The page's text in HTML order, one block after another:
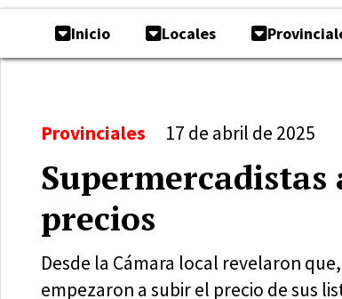
Inicio Locales
precios
Desde la Cámara local revelaron
empezaron a subir el precio de sus
Provinciales 17 de abril de 2025